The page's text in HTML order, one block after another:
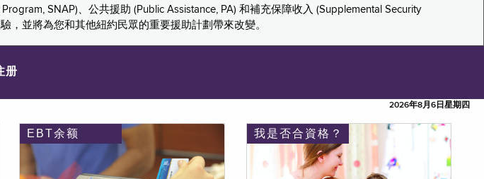
SNAP)、公共援助 (Public Assistance, PA) 和補充保障收入 (Supplemental Security
，並將為您和其他紐約民眾的重要援助計劃帶來改變。
册
2026年8月6日星期四
EBT余额 我是否合資格？